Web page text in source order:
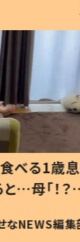
歳息
？」
編集部
小1
ッ
作
#令
SNS